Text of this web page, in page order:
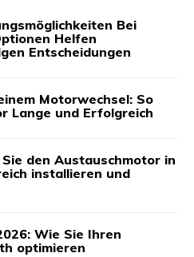
Bei
Helfen
Entscheidungen
Motorwechsel: So
Lange und Erfolgreich
den Austauschmotor in
installieren und
Wie Sie Ihren
optimieren